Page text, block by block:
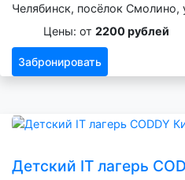
Челябинск, посёлок Смолино,
Цены: от 2200 рублей
Забронировать
Детский IT лагерь